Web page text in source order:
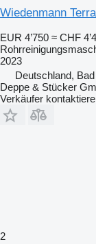
Wiedenmann
EUR 4’750 ≈ CHF
2023
Deutschland,
Deppe & Stücker
Verkäufer
2